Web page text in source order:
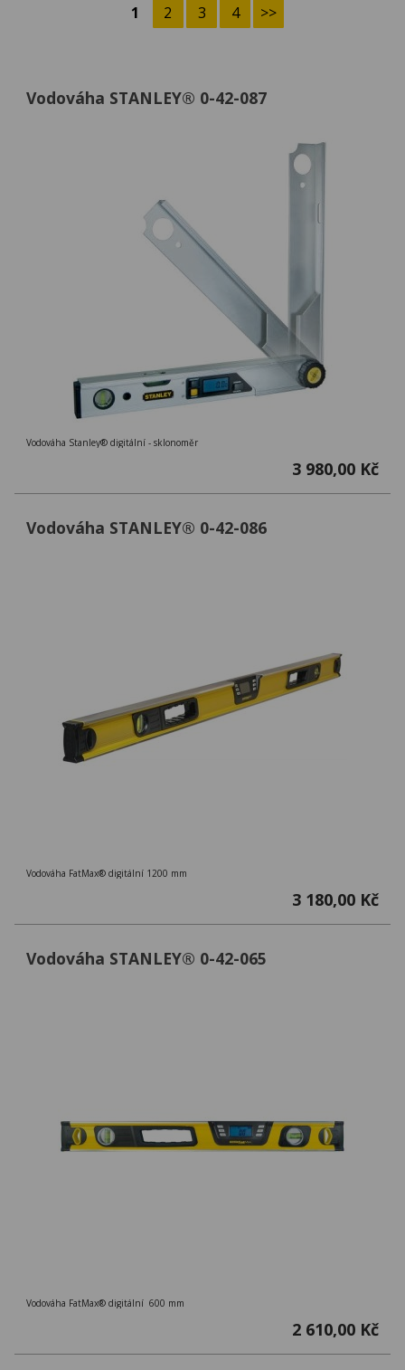
1 2 3 4 >>
Vodováha STANLEY® 0-42-087
Vodováha Stanley® digitální - sklonoměr
3 980,00 Kč
Vodováha STANLEY® 0-42-086
Vodováha FatMax® digitální 1200 mm
3 180,00 Kč
Vodováha STANLEY® 0-42-065
Vodováha FatMax® digitální 600 mm
2 610,00 Kč